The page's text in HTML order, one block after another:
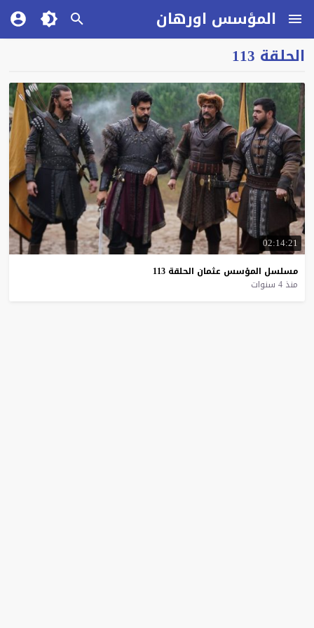
المؤسس اورهان
الحلقة 113
02:14:21
مسلسل المؤسس عثمان الحلقة 113
منذ 4 سنوات